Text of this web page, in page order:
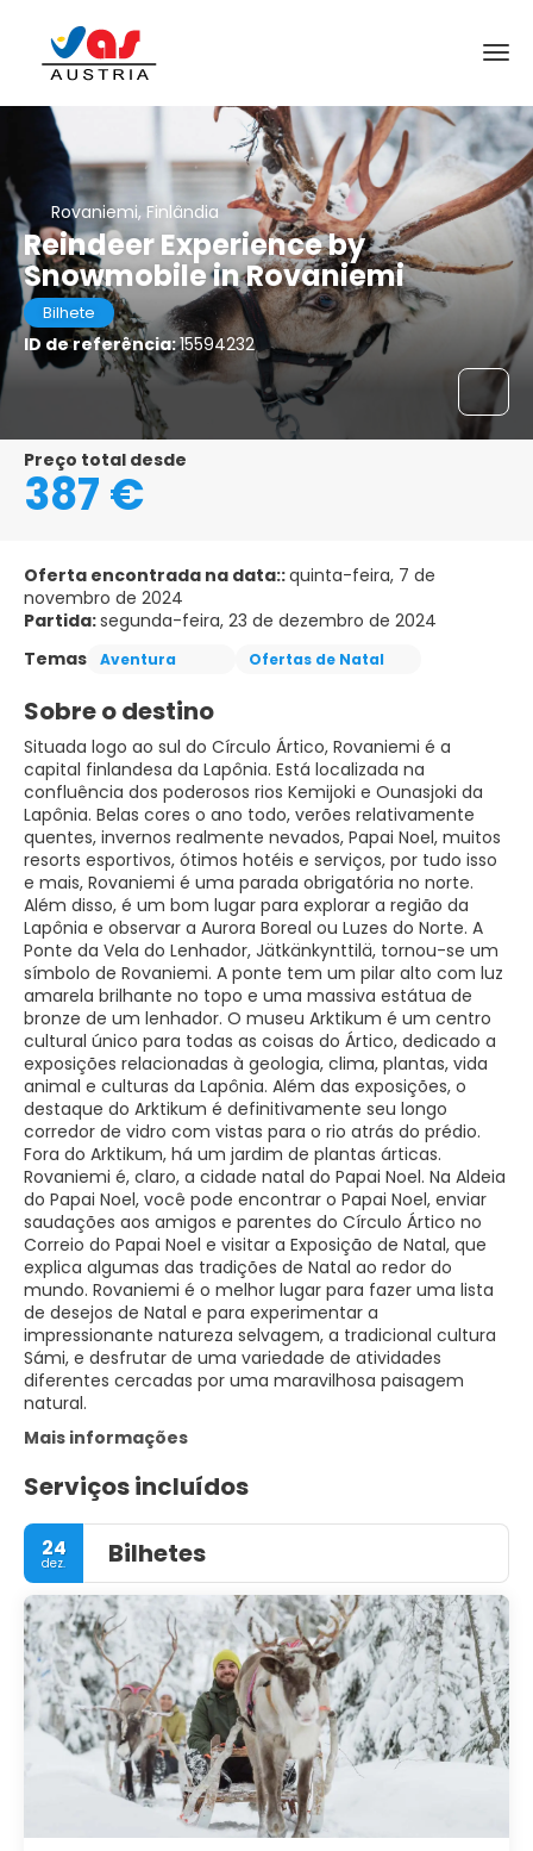
Rovaniemi, Finlândia
Reindeer Experience by
Snowmobile in Rovaniemi
Bilhete
ID de referência:15594232
Preço total desde
387 €
Oferta encontrada na data::quinta-feira, 7 de
novembro de 2024
Partida:segunda-feira, 23 de dezembro de 2024
Temas
Aventura Ofertas de Natal
Sobre o destino
Situada logo ao sul do Círculo Ártico, Rovaniemi é a
capital finlandesa da Lapônia. Está localizada na
confluência dos poderosos rios Kemijoki e Ounasjoki da
Lapônia. Belas cores o ano todo, verões relativamente
quentes, invernos realmente nevados, Papai Noel, muitos
resorts esportivos, ótimos hotéis e serviços, por tudo isso
e mais, Rovaniemi é uma parada obrigatória no norte.
Além disso, é um bom lugar para explorar a região da
Lapônia e observar a Aurora Boreal ou Luzes do Norte. A
Ponte da Vela do Lenhador, Jätkänkynttilä, tornou-se um
símbolo de Rovaniemi. A ponte tem um pilar alto com luz
amarela brilhante no topo e uma massiva estátua de
bronze de um lenhador. O museu Arktikum é um centro
cultural único para todas as coisas do Ártico, dedicado a
exposições relacionadas à geologia, clima, plantas, vida
animal e culturas da Lapônia. Além das exposições, o
destaque do Arktikum é definitivamente seu longo
corredor de vidro com vistas para o rio atrás do prédio.
Fora do Arktikum, há um jardim de plantas árticas.
Rovaniemi é, claro, a cidade natal do Papai Noel. Na Aldeia
do Papai Noel, você pode encontrar o Papai Noel, enviar
saudações aos amigos e parentes do Círculo Ártico no
Correio do Papai Noel e visitar a Exposição de Natal, que
explica algumas das tradições de Natal ao redor do
mundo. Rovaniemi é o melhor lugar para fazer uma lista
de desejos de Natal e para experimentar a
impressionante natureza selvagem, a tradicional cultura
Sámi, e desfrutar de uma variedade de atividades
diferentes cercadas por uma maravilhosa paisagem
natural.
Mais informações
Serviços incluídos
24
dez. Bilhetes